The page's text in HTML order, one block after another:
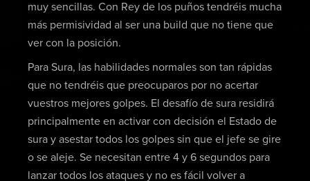
muy sencillas. Con Rey de los puños tendréis mucha
más permisividad al ser una build que no tiene que
ver con la posición.
Para Sura, las habilidades normales son tan rápidas
que no tendréis que preocuparos por no acertar
vuestros mejores golpes. El desafío de sura residirá
principalmente en activar con decisión el Estado de
sura y asestar todos los golpes sin que el jefe se gire
o se aleje. Se necesitan entre 4 y 6 segundos para
lanzar todos los ataques y no es fácil volver a